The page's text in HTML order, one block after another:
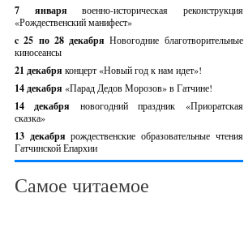
7 январявоенно-историческая реконструкция
«Рождественский манифест»
c 25 по 28 декабряНовогодние благотворительные
киносеансы
21 декабря концерт «Новый год к нам идет»!
14 декабря «Парад Дедов Морозов» в Гатчине!
14 декабря новогодний праздник «Приоратская
сказка»
13 декабрярождественские образовательные чтения
Гатчинской Епархии
Самое читаемое